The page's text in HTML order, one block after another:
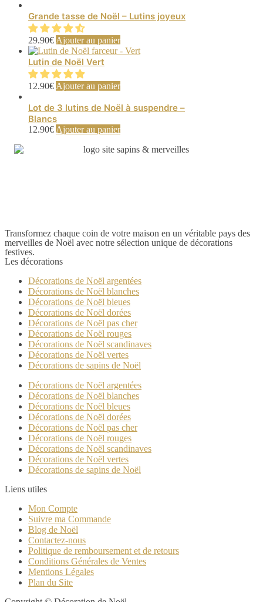
Grande tasse de Noël – Lutins joyeux
29.90€ Ajouter au panier
Lutin de Noël Vert
12.90€ Ajouter au panier
Lot de 3 lutins de Noël à suspendre –
Blancs
12.90€ Ajouter au panier
Transformez chaque coin de votre maison en un véritable pays des
merveilles de Noël avec notre sélection unique de décorations
festives.
Les décorations
Décorations de Noël argentées
Décorations de Noël blanches
Décorations de Noël bleues
Décorations de Noël dorées
Décorations de Noël pas cher
Décorations de Noël rouges
Décorations de Noël scandinaves
Décorations de Noël vertes
Décorations de sapins de Noël
Décorations de Noël argentées
Décorations de Noël blanches
Décorations de Noël bleues
Décorations de Noël dorées
Décorations de Noël pas cher
Décorations de Noël rouges
Décorations de Noël scandinaves
Décorations de Noël vertes
Décorations de sapins de Noël
Liens utiles
Mon Compte
Suivre ma Commande
Blog de Noël
Contactez-nous
Politique de remboursement et de retours
Conditions Générales de Ventes
Mentions Légales
Plan du Site